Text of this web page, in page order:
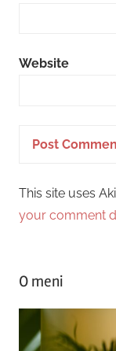
Website
This site uses
your comment
O meni